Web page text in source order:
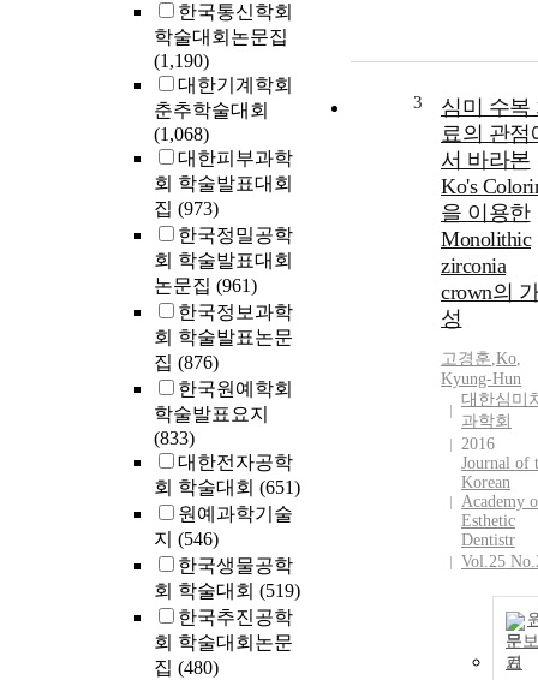
한국통신학회
학술대회논문집
(1,190)
대한기계학회
춘추학술대회
(1,068)
대한피부과학
회 학술발표대회
집 (973)
한국정밀공학
회 학술발표대회
논문집 (961)
한국정보과학
회 학술발표논문
집 (876)
한국원예학회
학술발표요지
(833)
대한전자공학
회 학술대회 (651)
원예과학기술
지 (546)
한국생물공학
회 학술대회 (519)
한국추진공학
회 학술대회논문
집 (480)
3
심미 수복
료의 관점
서 바라본
Ko's
을 이용한
Monolithic
zirconia
crown의
성
고경훈,Ko,
Kyung-Hun
대한심미
과학회
2016
Journal of
Korean
Academy
Esthetic
Dentistr
Vol.25
문보
기